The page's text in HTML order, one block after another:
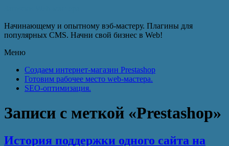
Начинающему и опытному вэб-мастеру. Плагины для
популярных CMS. Начни свой бизнес в Web!
Меню
Создаем интернет-магазин Prestashop
Готовим рабочее место web-мастера.
SEO-оптимизация.
Записи с меткой «Prestashop»
История поддержки одного сайта на